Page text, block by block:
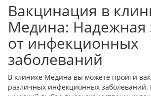
Вакцинация в
Медина: Надежная
от инфекционных
заболеваний
В клинике Медина вы можете пройти
различных инфекционных